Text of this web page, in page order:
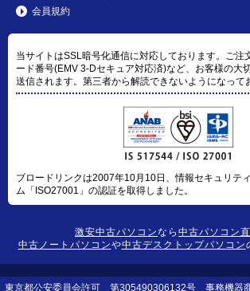
会員規約
当サイトはSSL暗号化通信に対応しております。ご注
ード番号(EMV 3-Dセキュア対応済)など、お客様の大
送信されます。第三者から解読できないようになって
ブロードリンクは2007年10月10日、情報セキュリテ
ム「ISO27001」の認証を取得しました。
激安中古パソコンなら 中古パソコン
中古ノートパソコンや中古デスクトップパソコン
東京都公安委員会許可 第305490306132号 事務機器